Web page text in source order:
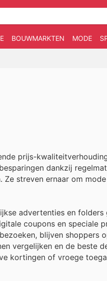
BOUWMARKTEN MODE
prijs-
dankzij
Ze streven ernaar om mode
advertenties en folders
coupons en speciale
blijven shoppers
vergelijken en de beste
kortingen of vroege